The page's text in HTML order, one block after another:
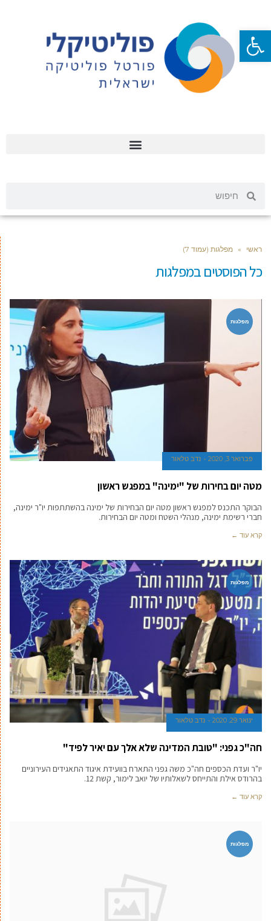
ראשי » מפלגות (עמוד 7)
כל הפוסטים במפלגות
מפלגות
פברואר 3, 2020 נדב טלאור
מטה יום בחירות של "ימינה" במפגש ראשון
הבוקר התכנס למפגש ראשון מטה יום הבחירות של ימינה בהשתתפות יו"ר ימינה,
חברי רשימת ימינה, מנהלי השטח ומטה יום הבחירות.
קרא עוד ←
מפלגות
ינואר 29, 2020 נדב טלאור
חה"כ גפני: "טובת המדינה שלא אלך עם יאיר לפיד"
יו"ר ועדת הכספים חה"כ משה גפני התארח בוועידת איגוד התאגידים העירוניים
בהרודס אילת והתייחס לשאלותיו של יואב לימור, קשת 12.
קרא עוד ←
מפלגות
פתח סרגל נגישות